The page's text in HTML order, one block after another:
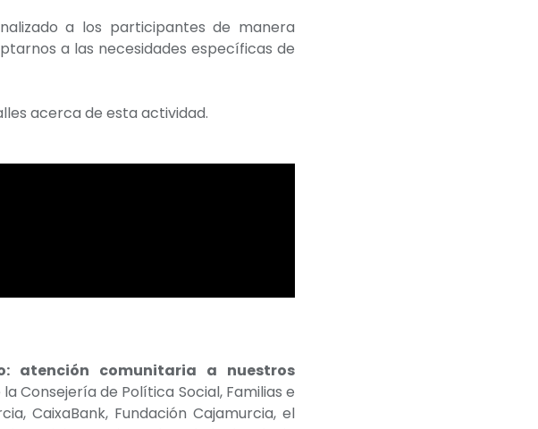
a los participantes de manera
a las necesidades específicas de
acerca de esta actividad.
atención comunitaria a nuestros
Consejería de Política Social, Familias e
CaixaBank, Fundación Cajamurcia, el